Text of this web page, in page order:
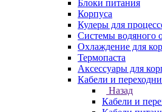
Блоки питания
Корпуса
Кулеры для
Системы водяного
Охлаждение для
Термопаста
Аксессуары для
Кабели и
Назад
Кабели и